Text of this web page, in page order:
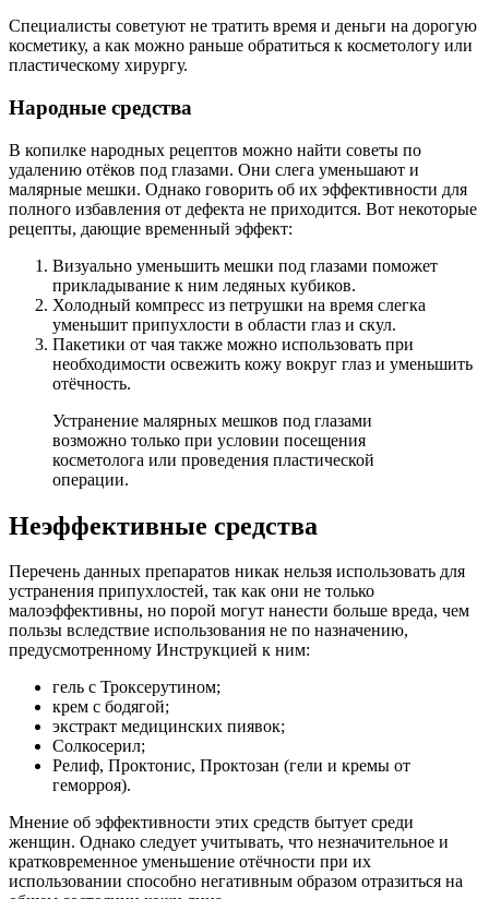
Специалисты советуют не тратить время и деньги на дорогую
косметику, а как можно раньше обратиться к косметологу или
пластическому хирургу.
Народные средства
В копилке народных рецептов можно найти советы по
удалению отёков под глазами. Они слега уменьшают и
малярные мешки. Однако говорить об их эффективности для
полного избавления от дефекта не приходится. Вот некоторые
рецепты, дающие временный эффект:
Визуально уменьшить мешки под глазами поможет
прикладывание к ним ледяных кубиков.
Холодный компресс из петрушки на время слегка
уменьшит припухлости в области глаз и скул.
Пакетики от чая также можно использовать при
необходимости освежить кожу вокруг глаз и уменьшить
отёчность.
Устранение малярных мешков под глазами
возможно только при условии посещения
косметолога или проведения пластической
операции.
Неэффективные средства
Перечень данных препаратов никак нельзя использовать для
устранения припухлостей, так как они не только
малоэффективны, но порой могут нанести больше вреда, чем
пользы вследствие использования не по назначению,
предусмотренному Инструкцией к ним:
гель с Троксерутином;
крем с бодягой;
экстракт медицинских пиявок;
Солкосерил;
Релиф, Проктонис, Проктозан (гели и кремы от
геморроя).
Мнение об эффективности этих средств бытует среди
женщин. Однако следует учитывать, что незначительное и
кратковременное уменьшение отёчности при их
использовании способно негативным образом отразиться на